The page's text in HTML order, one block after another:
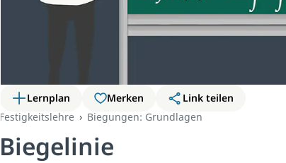
Lernplan Merken
Link teilen
Festigkeitslehre
Biegungen: Grundlagen
Biegelinie